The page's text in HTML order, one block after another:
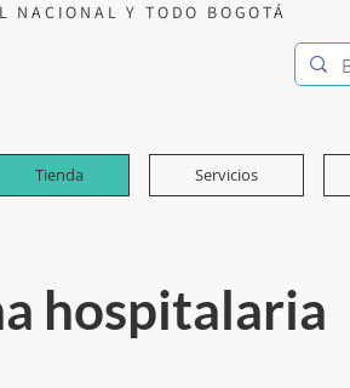
NACIONAL Y TODO BOGOTÁ
Tienda Servicios
hospitalaria